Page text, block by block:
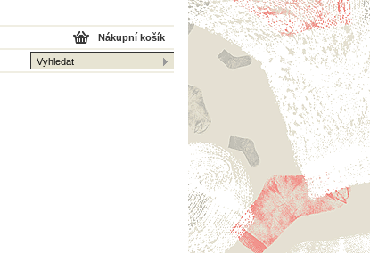
Nákupní košík